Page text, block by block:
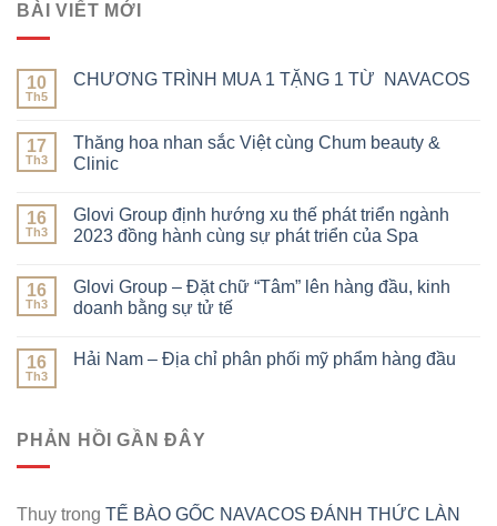
BÀI VIẾT MỚI
10
Th5
CHƯƠNG TRÌNH MUA 1 TẶNG 1 TỪ NAVACOS
17
Th3
Thăng hoa nhan sắc Việt cùng Chum beauty &
Clinic
16
Th3
Glovi Group định hướng xu thế phát triển ngành
2023 đồng hành cùng sự phát triển của Spa
16
Th3
Glovi Group – Đặt chữ “Tâm” lên hàng đầu, kinh
doanh bằng sự tử tế
16
Th3
Hải Nam – Địa chỉ phân phối mỹ phẩm hàng đầu
PHẢN HỒI GẦN ĐÂY
Thuy trong TẾ BÀO GỐC NAVACOS ĐÁNH THỨC LÀN